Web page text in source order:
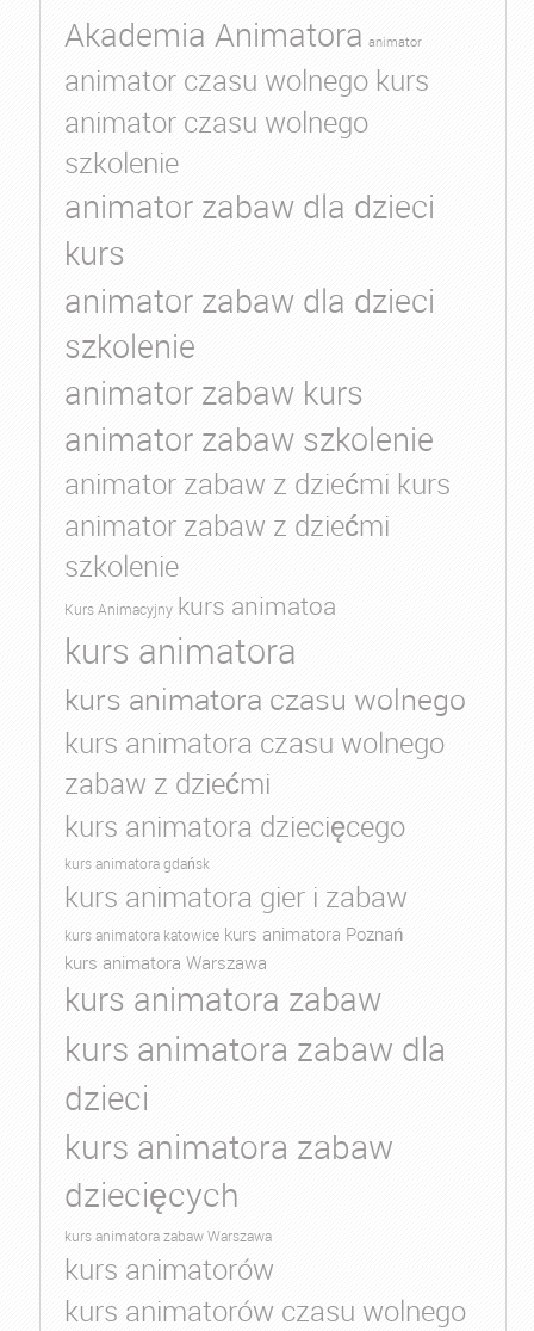
Akademia Animatora animator
animator czasu wolnego kurs
animator czasu wolnego
szkolenie
animator zabaw dla dzieci
kurs
animator zabaw dla dzieci
szkolenie
animator zabaw kurs
animator zabaw szkolenie
animator zabaw z dziećmi kurs
animator zabaw z dziećmi
szkolenie
Kurs Animacyjny kurs animatoa
kurs animatora
kurs animatora czasu wolnego
kurs animatora czasu wolnego
zabaw z dziećmi
kurs animatora dziecięcego
kurs animatora gdańsk
kurs animatora gier i zabaw
kurs animatora katowice kurs animatora Poznań
kurs animatora Warszawa
kurs animatora zabaw
kurs animatora zabaw dla
dzieci
kurs animatora zabaw
dziecięcych
kurs animatora zabaw Warszawa
kurs animatorów
kurs animatorów czasu wolnego